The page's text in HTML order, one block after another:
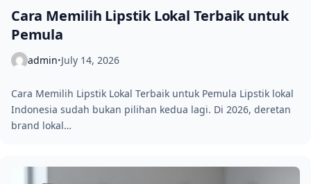
Cara Memilih Lipstik Lokal Terbaik untuk
Pemula
admin•July 14, 2026
Cara Memilih Lipstik Lokal Terbaik untuk Pemula Lipstik lokal
Indonesia sudah bukan pilihan kedua lagi. Di 2026, deretan
brand lokal…